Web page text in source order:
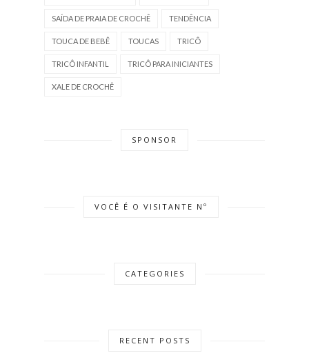
SAÍDA DE PRAIA DE CROCHÊ TENDÊNCIA
TOUCA DE BEBÊ TOUCAS TRICÔ
TRICÔ INFANTIL TRICÔ PARA INICIANTES
XALE DE CROCHÊ
SPONSOR
VOCÊ É O VISITANTE Nº
CATEGORIES
RECENT POSTS